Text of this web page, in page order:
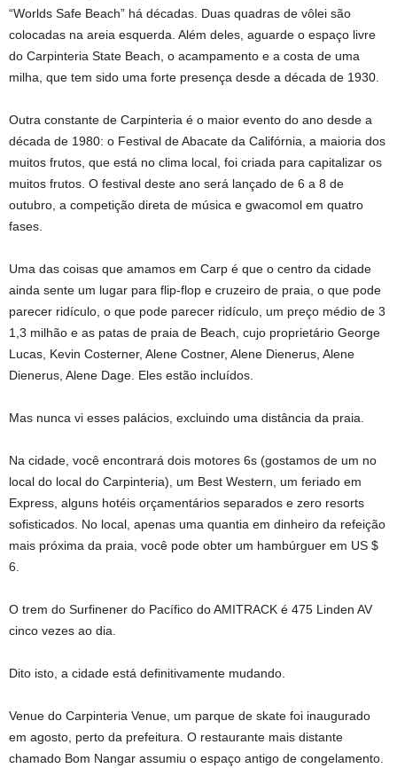
“Worlds Safe Beach” há décadas. Duas quadras de vôlei são
colocadas na areia esquerda. Além deles, aguarde o espaço livre
do Carpinteria State Beach, o acampamento e a costa de uma
milha, que tem sido uma forte presença desde a década de 1930.
Outra constante de Carpinteria é o maior evento do ano desde a
década de 1980: o Festival de Abacate da Califórnia, a maioria dos
muitos frutos, que está no clima local, foi criada para capitalizar os
muitos frutos. O festival deste ano será lançado de 6 a 8 de
outubro, a competição direta de música e gwacomol em quatro
fases.
Uma das coisas que amamos em Carp é que o centro da cidade
ainda sente um lugar para flip-flop e cruzeiro de praia, o que pode
parecer ridículo, o que pode parecer ridículo, um preço médio de 3
1,3 milhão e as patas de praia de Beach, cujo proprietário George
Lucas, Kevin Costerner, Alene Costner, Alene Dienerus, Alene
Dienerus, Alene Dage. Eles estão incluídos.
Mas nunca vi esses palácios, excluindo uma distância da praia.
Na cidade, você encontrará dois motores 6s (gostamos de um no
local do local do Carpinteria), um Best Western, um feriado em
Express, alguns hotéis orçamentários separados e zero resorts
sofisticados. No local, apenas uma quantia em dinheiro da refeição
mais próxima da praia, você pode obter um hambúrguer em US $
6.
O trem do Surfinener do Pacífico do AMITRACK é 475 Linden AV
cinco vezes ao dia.
Dito isto, a cidade está definitivamente mudando.
Venue do Carpinteria Venue, um parque de skate foi inaugurado
em agosto, perto da prefeitura. O restaurante mais distante
chamado Bom Nangar assumiu o espaço antigo de congelamento.